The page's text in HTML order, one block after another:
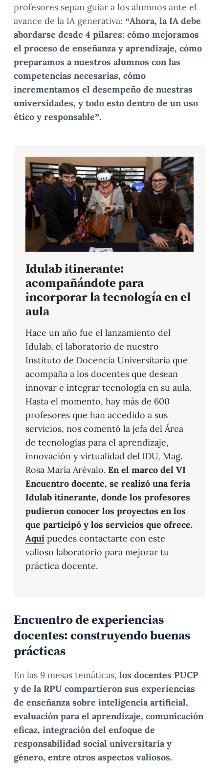
profesores sepan guiar a los alumnos ante el
avance de la IA generativa: “Ahora, la IA debe
abordarse desde 4 pilares: cómo mejoramos
el proceso de enseñanza y aprendizaje, cómo
preparamos a nuestros alumnos con las
competencias necesarias, cómo
incrementamos el desempeño de nuestras
universidades, y todo esto dentro de un uso
ético y responsable”.
Idulab itinerante:
acompañándote para
incorporar la tecnología en el
aula
Hace un año fue el lanzamiento del
Idulab, el laboratorio de nuestro
Instituto de Docencia Universitaria que
acompaña a los docentes que desean
innovar e integrar tecnología en su aula.
Hasta el momento, hay más de 600
profesores que han accedido a sus
servicios, nos comentó la jefa del Área
de tecnologías para el aprendizaje,
innovación y virtualidad del IDU, Mag.
Rosa María Arévalo. En el marco del VI
Encuentro docente, se realizó una feria
Idulab itinerante, donde los profesores
pudieron conocer los proyectos en los
que participó y los servicios que ofrece.
Aquí puedes contactarte con este
valioso laboratorio para mejorar tu
práctica docente.
Encuentro de experiencias
docentes: construyendo buenas
prácticas
En las 9 mesas temáticas, los docentes PUCP
y de la RPU compartieron sus experiencias
de enseñanza sobre inteligencia artificial,
evaluación para el aprendizaje, comunicación
eficaz, integración del enfoque de
responsabilidad social universitaria y
género, entre otros aspectos valiosos.